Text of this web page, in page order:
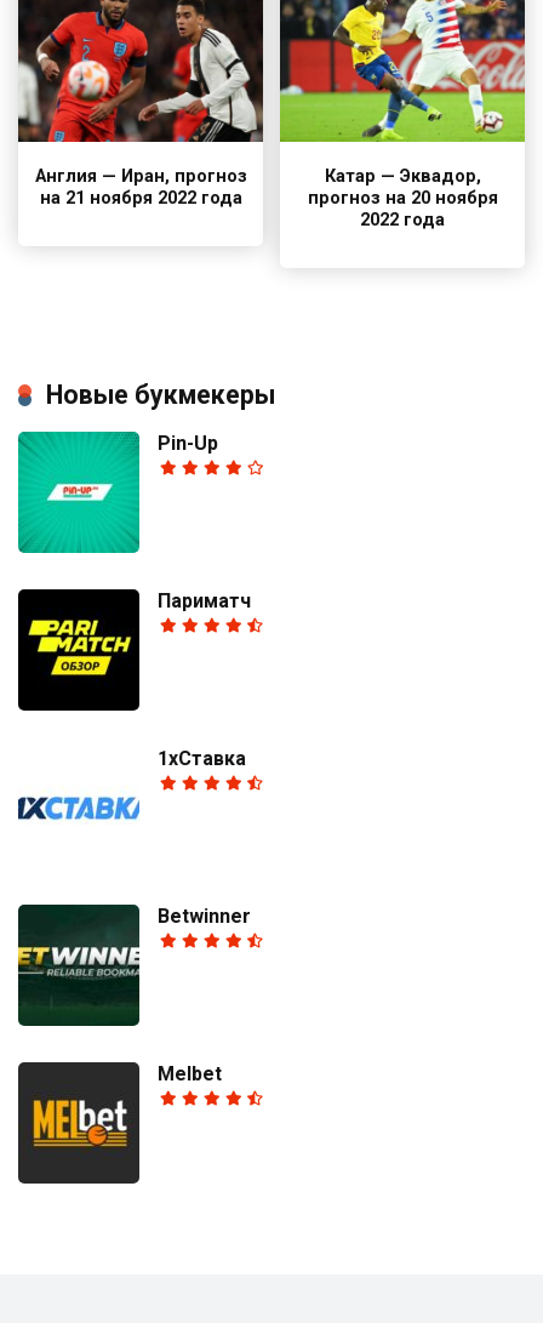
Англия — Иран, прогноз
на 21 ноября 2022 года
Катар — Эквадор,
прогноз на 20 ноября
2022 года
Новые букмекеры
Pin-Up
Париматч
1хСтавка
Betwinner
Melbet